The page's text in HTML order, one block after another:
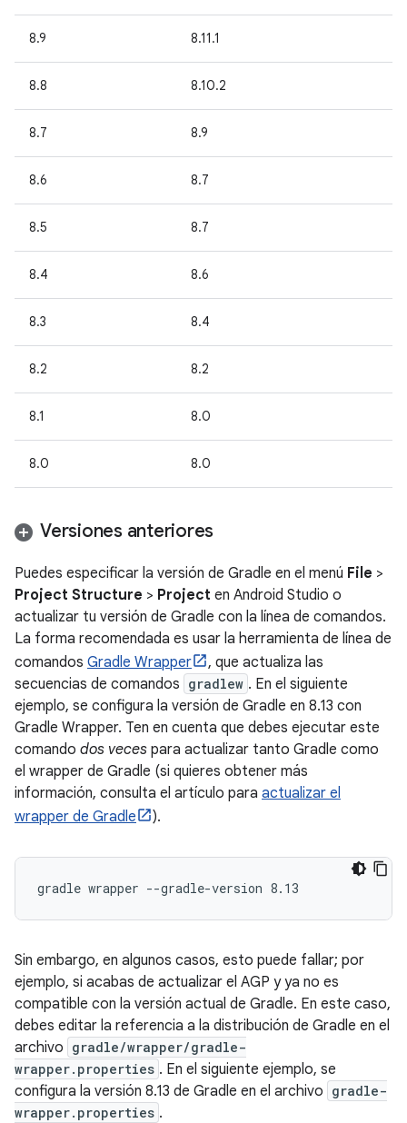
8.9 8.11.1
8.8 8.10.2
8.7 8.9
8.6 8.7
8.5 8.7
8.4 8.6
8.3 8.4
8.2 8.2
8.1 8.0
8.0 8.0
Versiones anteriores
Puedes especificar la versión de Gradle en el menú File >
Project Structure > Project en Android Studio o
actualizar tu versión de Gradle con la línea de comandos.
La forma recomendada es usar la herramienta de línea de
comandos Gradle Wrapper
, que actualiza las
secuencias de comandos gradlew . En el siguiente
ejemplo, se configura la versión de Gradle en 8.13 con
Gradle Wrapper. Ten en cuenta que debes ejecutar este
comando dos veces para actualizar tanto Gradle como
el wrapper de Gradle (si quieres obtener más
información, consulta el artículo para actualizar el
wrapper de Gradle
).
Sin embargo, en algunos casos, esto puede fallar; por
ejemplo, si acabas de actualizar el AGP y ya no es
compatible con la versión actual de Gradle. En este caso,
debes editar la referencia a la distribución de Gradle en el
archivo gradle/wrapper/gradle-
wrapper.properties . En el siguiente ejemplo, se
configura la versión 8.13 de Gradle en el archivo gradle-
wrapper.properties .